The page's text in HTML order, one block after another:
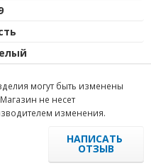
могут быть изменены
не несет
изменения.
НАПИСАТЬ
ОТЗЫВ